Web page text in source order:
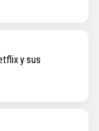
y sus